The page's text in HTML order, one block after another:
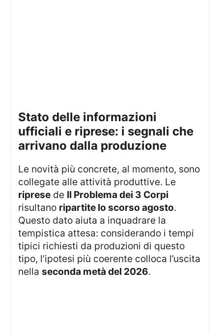
Stato delle informazioni
ufficiali e riprese: i segnali che
arrivano dalla produzione
Le novità più concrete, al momento, sono
collegate alle attività produttive. Le
riprese de Il Problema dei 3 Corpi
risultano ripartite lo scorso agosto.
Questo dato aiuta a inquadrare la
tempistica attesa: considerando i tempi
tipici richiesti da produzioni di questo
tipo, l’ipotesi più coerente colloca l’uscita
nellaseconda metà del 2026.